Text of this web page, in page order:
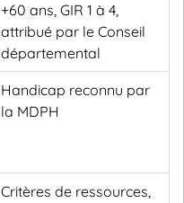
+60 ans, GIR 1 à 4,
attribué par le Conseil
départemental
Handicap reconnu par
la MDPH
Critères de ressources,